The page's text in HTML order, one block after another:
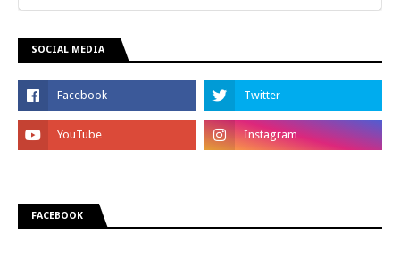
SOCIAL MEDIA
FACEBOOK